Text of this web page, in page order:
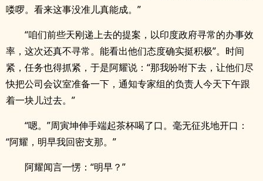
喽啰。看来这事没准儿真能成。”
“咱们前些天刚递上去的提案，以印度政府寻常的办事效
率，这次还真不寻常。能看出他们态度确实挺积极”。时间
紧，任务也得抓紧，于是阿耀说：“那我吩咐下去，让他们尽
快把公司会议室准备一下，通知专家组的负责人今天下午跟
着一块儿过去。”
“嗯。”周寅坤伸手端起茶杯喝了口。毫无征兆地开口：
“阿耀，明早我回密支那。”
阿耀闻言一愣：“明早？”